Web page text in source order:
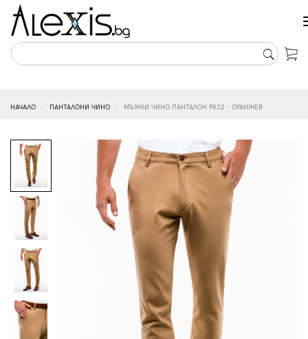
НАЧАЛО ПАНТАЛОНИ ЧИНО МЪЖКИ ЧИНО ПАНТАЛОН P832 - ОРАНЖЕВ